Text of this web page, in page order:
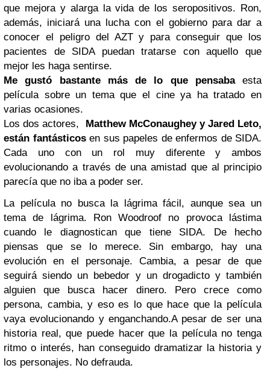
que mejora y alarga la vida de los seropositivos. Ron,
además, iniciará una lucha con el gobierno para dar a
conocer el peligro del AZT y para conseguir que los
pacientes de SIDA puedan tratarse con aquello que
mejor les haga sentirse.
Me gustó bastante más de lo que pensabaesta
película sobre un tema que el cine ya ha tratado en
varias ocasiones.
Los dos actores, Matthew McConaughey y Jared Leto,
están fantásticosen sus papeles de enfermos de SIDA.
Cada uno con un rol muy diferente y ambos
evolucionando a través de una amistad que al principio
parecía que no iba a poder ser.
La película no busca la lágrima fácil, aunque sea un
tema de lágrima. RonWoodroof no provoca lástima
cuando le diagnostican que tiene SIDA. De hecho
piensas que se lo merece. Sin embargo, hay una
evolución en el personaje. Cambia, a pesar de que
seguirá siendo un bebedor y un drogadicto y también
alguien que busca hacer dinero. Pero crece como
persona, cambia, y eso es lo que hace que la película
vaya evolucionando y enganchando.A pesar de ser una
historia real, que puede hacer que la película no tenga
ritmo o interés, han conseguido dramatizar la historia y
los personajes. No defrauda.